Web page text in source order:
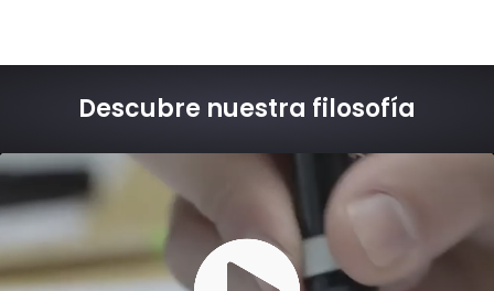
Descubre nuestra filosofía